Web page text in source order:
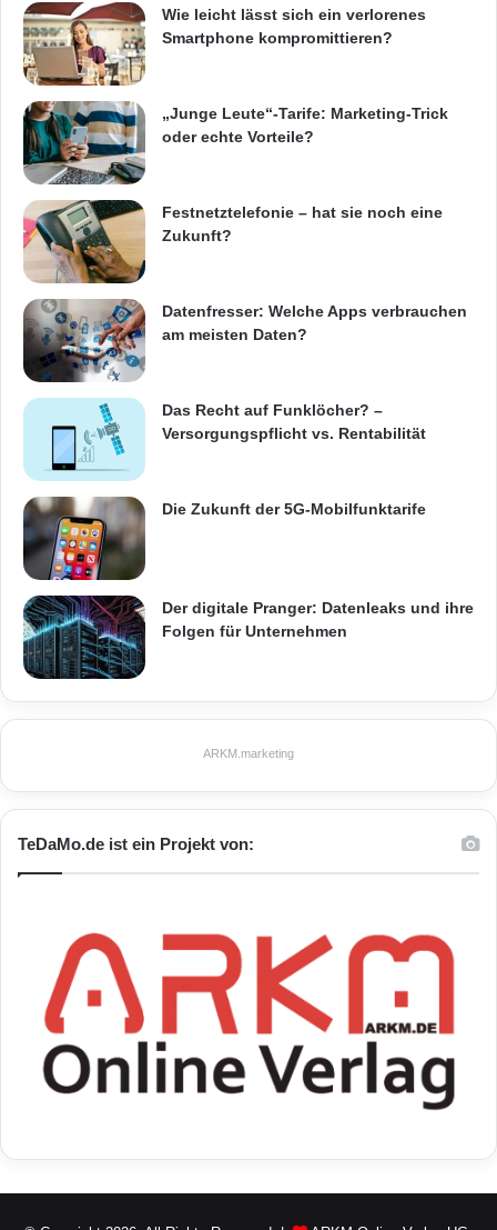
Wie leicht lässt sich ein verlorenes
Smartphone kompromittieren?
„Junge Leute“-Tarife: Marketing-Trick
oder echte Vorteile?
Festnetztelefonie – hat sie noch eine
Zukunft?
Datenfresser: Welche Apps verbrauchen
am meisten Daten?
Das Recht auf Funklöcher? –
Versorgungspflicht vs. Rentabilität
Die Zukunft der 5G-Mobilfunktarife
Der digitale Pranger: Datenleaks und ihre
Folgen für Unternehmen
ARKM.marketing
TeDaMo.de ist ein Projekt von: